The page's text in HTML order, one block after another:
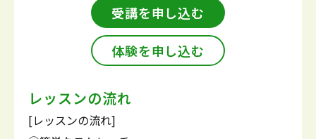
受講を申し込む
体験を申し込む
レッスンの流れ
[レッスンの流れ]